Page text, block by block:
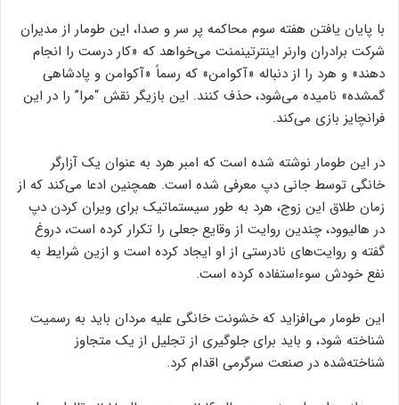
با پایان یافتن هفته سوم محاکمه پر سر و صدا، این طومار از مدیران
شرکت برادران وارنر اینترتینمنت می‌خواهد که «کار درست را انجام
دهند» و هرد را از دنباله «آکوامن» که رسماً «آکوامن و پادشاهی
گمشده» نامیده می‌شود، حذف کنند. این بازیگر نقش “مرا” را در این
فرانچایز بازی می‌کند.
در این طومار نوشته شده است که امبر هرد به عنوان یک آزارگر
خانگی توسط جانی دپ معرفی شده است. همچنین ادعا می‌کند که از
زمان طلاق این زوج، هرد به طور سیستماتیک برای ویران کردن دپ
در هالیوود، چندین روایت از وقایع جعلی را تکرار کرده است، دروغ
گفته و روایت‌های نادرستی از او ایجاد کرده است و ازین شرایط به
نفع خودش سوءاستفاده کرده است.
این طومار می‌افزاید که خشونت خانگی علیه مردان باید به رسمیت
شناخته شود، و باید برای جلوگیری از تجلیل از یک متجاوز
شناخته‌شده در صنعت سرگرمی اقدام کرد.